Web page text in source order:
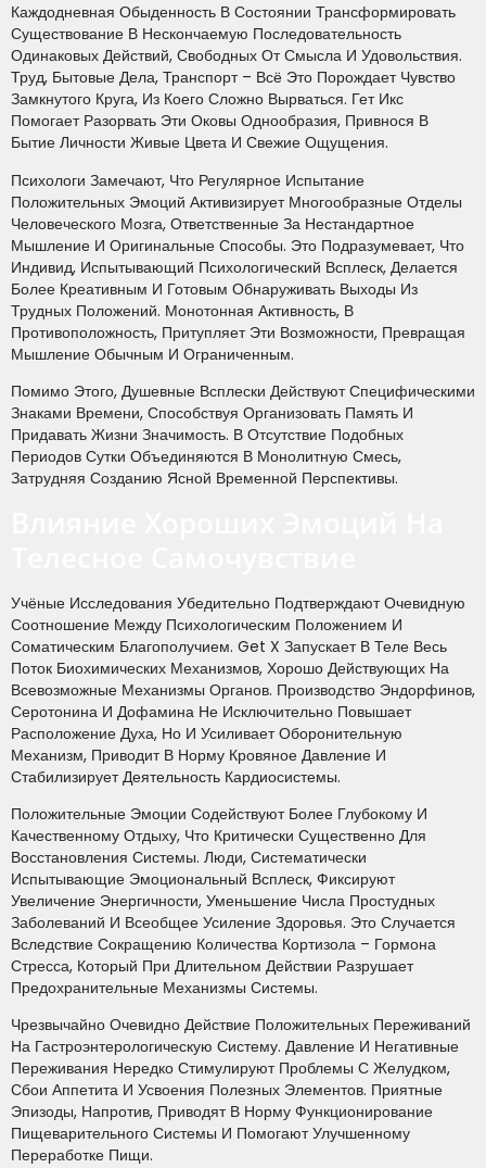
Каждодневная Обыденность В Состоянии Трансформировать
Существование В Нескончаемую Последовательность
Одинаковых Действий, Свободных От Смысла И Удовольствия.
Труд, Бытовые Дела, Транспорт – Всё Это Порождает Чувство
Замкнутого Круга, Из Коего Сложно Вырваться. Гет Икс
Помогает Разорвать Эти Оковы Однообразия, Привнося В
Бытие Личности Живые Цвета И Свежие Ощущения.
Психологи Замечают, Что Регулярное Испытание
Положительных Эмоций Активизирует Многообразные Отделы
Человеческого Мозга, Ответственные За Нестандартное
Мышление И Оригинальные Способы. Это Подразумевает, Что
Индивид, Испытывающий Психологический Всплеск, Делается
Более Креативным И Готовым Обнаруживать Выходы Из
Трудных Положений. Монотонная Активность, В
Противоположность, Притупляет Эти Возможности, Превращая
Мышление Обычным И Ограниченным.
Помимо Этого, Душевные Всплески Действуют Специфическими
Знаками Времени, Способствуя Организовать Память И
Придавать Жизни Значимость. В Отсутствие Подобных
Периодов Сутки Объединяются В Монолитную Смесь,
Затрудняя Созданию Ясной Временной Перспективы.
Учёные Исследования Убедительно Подтверждают Очевидную
Соотношение Между Психологическим Положением И
Соматическим Благополучием. Get X Запускает В Теле Весь
Поток Биохимических Механизмов, Хорошо Действующих На
Всевозможные Механизмы Органов. Производство Эндорфинов,
Серотонина И Дофамина Не Исключительно Повышает
Расположение Духа, Но И Усиливает Оборонительную
Механизм, Приводит В Норму Кровяное Давление И
Стабилизирует Деятельность Кардиосистемы.
Положительные Эмоции Содействуют Более Глубокому И
Качественному Отдыху, Что Критически Существенно Для
Восстановления Системы. Люди, Систематически
Испытывающие Эмоциональный Всплеск, Фиксируют
Увеличение Энергичности, Уменьшение Числа Простудных
Заболеваний И Всеобщее Усиление Здоровья. Это Случается
Вследствие Сокращению Количества Кортизола – Гормона
Стресса, Который При Длительном Действии Разрушает
Предохранительные Механизмы Системы.
Чрезвычайно Очевидно Действие Положительных Переживаний
На Гастроэнтерологическую Систему. Давление И Негативные
Переживания Нередко Стимулируют Проблемы С Желудком,
Сбои Аппетита И Усвоения Полезных Элементов. Приятные
Эпизоды, Напротив, Приводят В Норму Функционирование
Пищеварительного Системы И Помогают Улучшенному
Переработке Пищи.